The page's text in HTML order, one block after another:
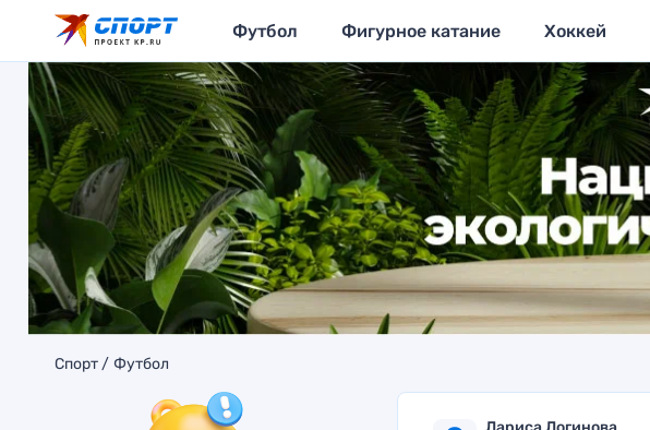
Футбол Фигурное катание Хоккей
Спорт Футбол